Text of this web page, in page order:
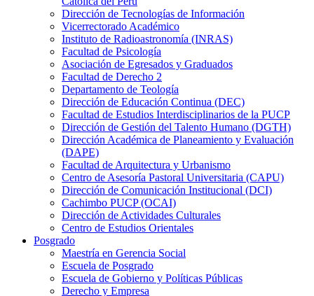
Dirección de Tecnologías de Información
Vicerrectorado Académico
Instituto de Radioastronomía (INRAS)
Facultad de Psicología
Asociación de Egresados y Graduados
Facultad de Derecho 2
Departamento de Teología
Dirección de Educación Continua (DEC)
Facultad de Estudios Interdisciplinarios de la PUCP
Dirección de Gestión del Talento Humano (DGTH)
Dirección Académica de Planeamiento y Evaluación
(DAPE)
Facultad de Arquitectura y Urbanismo
Centro de Asesoría Pastoral Universitaria (CAPU)
Dirección de Comunicación Institucional (DCI)
Cachimbo PUCP (OCAI)
Dirección de Actividades Culturales
Centro de Estudios Orientales
Posgrado
Maestría en Gerencia Social
Escuela de Posgrado
Escuela de Gobierno y Políticas Públicas
Derecho y Empresa